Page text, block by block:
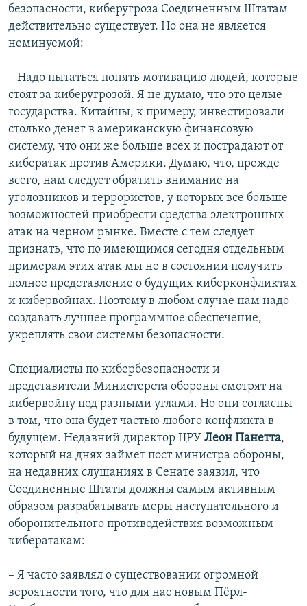
безопасности, киберугроза Соединенным Штатам
действительно существует. Но она не является
неминуемой:
– Надо пытаться понять мотивацию людей, которые
стоят за киберугрозой. Я не думаю, что это целые
государства. Китайцы, к примеру, инвестировали
столько денег в американскую финансовую
систему, что они же больше всех и пострадают от
кибератак против Америки. Думаю, что, прежде
всего, нам следует обратить внимание на
уголовников и террористов, у которых все больше
возможностей приобрести средства электронных
атак на черном рынке. Вместе с тем следует
признать, что по имеющимся сегодня отдельным
примерам этих атак мы не в состоянии получить
полное представление о будущих киберконфликтах
и кибервойнах. Поэтому в любом случае нам надо
создавать лучшее программное обеспечение,
укреплять свои системы безопасности.
Специалисты по кибербезопасности и
представители Министерста обороны смотрят на
кибервойну под разными углами. Но они согласны
в том, что она будет частью любого конфликта в
будущем. Недавний директор ЦРУ Леон Панетта,
который на днях займет пост министра обороны,
на недавних слушаниях в Сенате заявил, что
Соединенные Штаты должны самым активным
образом разрабатывать меры наступательного и
оборонительного противодействия возможным
кибератакам:
– Я часто заявлял о существовании огромной
вероятности того, что для нас новым Пёрл-